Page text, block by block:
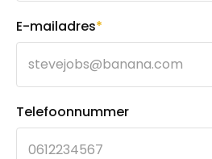
E-mailadres*
Telefoonnummer